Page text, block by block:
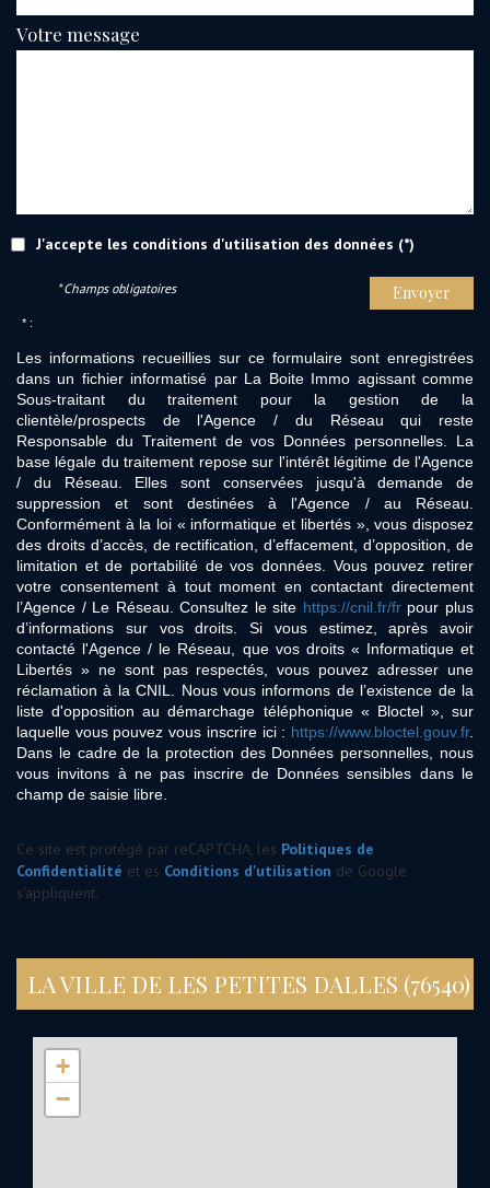
Votre message
J'accepte les conditions d'utilisation des données (*)
Envoyer
* Champs obligatoires
* :
Les informations recueillies sur ce formulaire sont enregistrées
dans un fichier informatisé par La Boite Immo agissant comme
Sous-traitant du traitement pour la gestion de la
clientèle/prospects de l'Agence / du Réseau qui reste
Responsable du Traitement de vos Données personnelles. La
base légale du traitement repose sur l'intérêt légitime de l'Agence
/ du Réseau. Elles sont conservées jusqu'à demande de
suppression et sont destinées à l'Agence / au Réseau.
Conformément à la loi « informatique et libertés », vous disposez
des droits d’accès, de rectification, d’effacement, d’opposition, de
limitation et de portabilité de vos données. Vous pouvez retirer
votre consentement à tout moment en contactant directement
l’Agence / Le Réseau. Consultez le site https://cnil.fr/frpour plus
d’informations sur vos droits. Si vous estimez, après avoir
contacté l'Agence / le Réseau, que vos droits « Informatique et
Libertés » ne sont pas respectés, vous pouvez adresser une
réclamation à la CNIL. Nous vous informons de l’existence de la
liste d'opposition au démarchage téléphonique « Bloctel », sur
laquelle vous pouvez vous inscrire ici : https://www.bloctel.gouv.fr.
Dans le cadre de la protection des Données personnelles, nous
vous invitons à ne pas inscrire de Données sensibles dans le
champ de saisie libre.
Ce site est protégé par reCAPTCHA, les Politiques de
Confidentialité et es Conditions d'utilisation de Google
s'appliquent.
LA VILLE DE LES PETITES DALLES (76540)
+
−